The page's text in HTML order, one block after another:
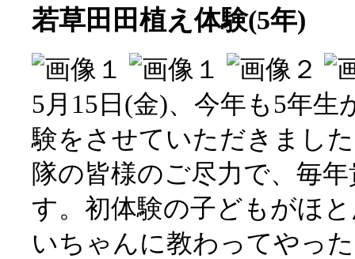
若草田田植え体験(5年)
5月15日(金)、今年も5年
験をさせていただきまし
隊の皆様のご尽力で、毎
す。初体験の子どもがほ
いちゃんに教わってやっ